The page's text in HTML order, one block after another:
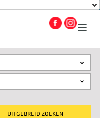
UITGEBREID ZOEKEN